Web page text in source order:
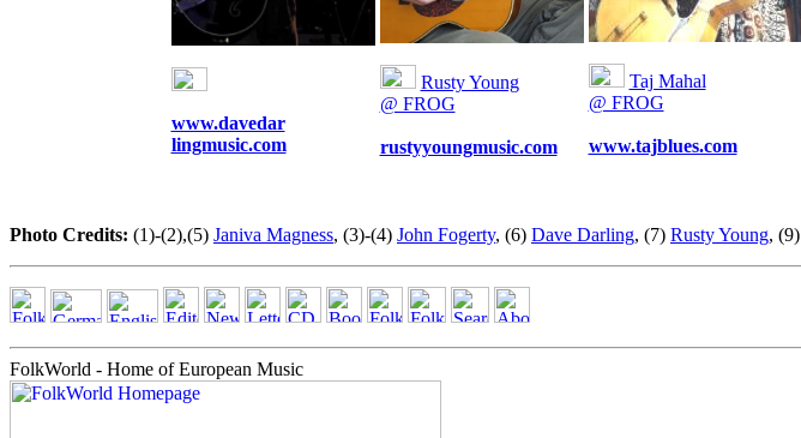
www.davedar
lingmusic.com
Rusty Young
@ FROG
rustyyoungmusic.com
Taj Mahal
@ FROG
www.tajblues.com
Photo Credits: (1)-(2),(5) Janiva Magness, (3)-(4) John Fogerty, (6) Dave Darling, (7) Rusty Young, (9)
FolkWorld - Home of European Music